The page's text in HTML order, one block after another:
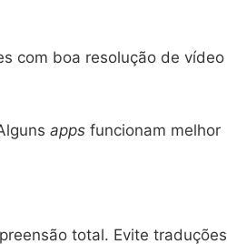
com boa resolução de vídeo
apps funcionam melhor
total. Evite traduções